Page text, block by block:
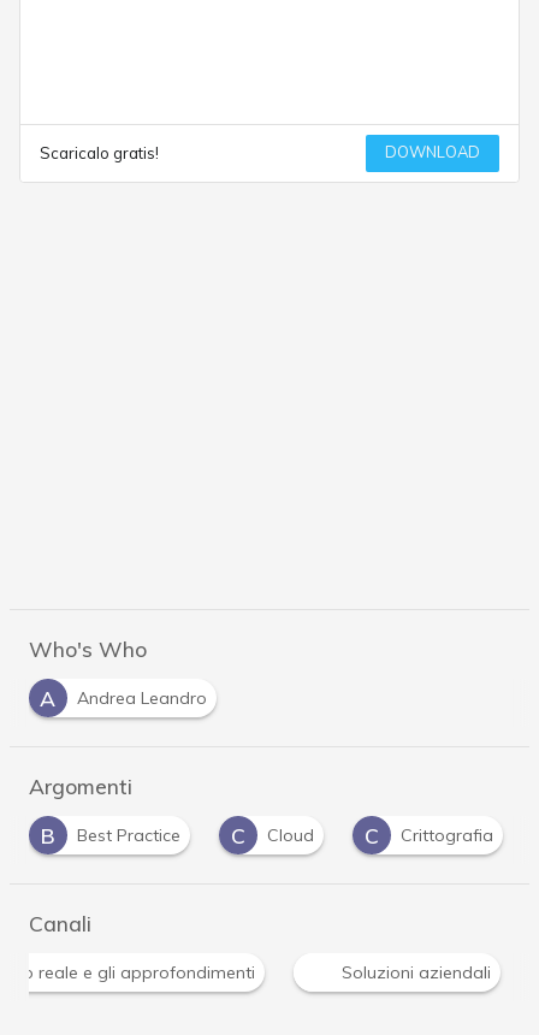
Scaricalo gratis! DOWNLOAD
Who's Who
A
Andrea Leandro
Argomenti
C
Cloud C Crittografia G Gdpr M
Canali
Attacchi hacker e Malware: le ultime news in tempo